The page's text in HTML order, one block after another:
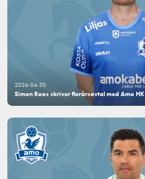
2026-04-30
Simon Roos skriver flerårsavtal med Amo HK